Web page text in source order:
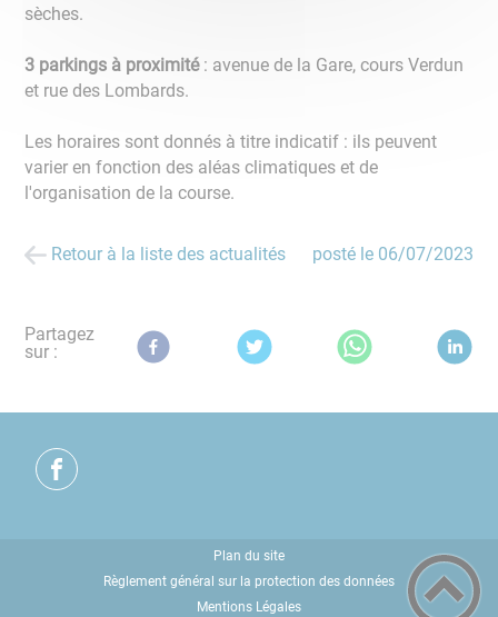
sèches.
3 parkings à proximité: avenue de la Gare, cours Verdun
et rue des Lombards.
Les horaires sont donnés à titre indicatif : ils peuvent
varier en fonction des aléas climatiques et de
l'organisation de la course.
Retour à la liste des actualités posté le 06/07/2023
Partagez
sur :
Plan du site
Règlement général sur la protection des données
Mentions Légales